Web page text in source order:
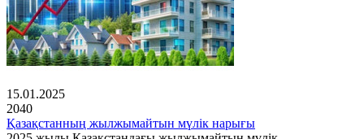
15.01.2025
2040
Қазақстанның жылжымайтын мүлік нарығы